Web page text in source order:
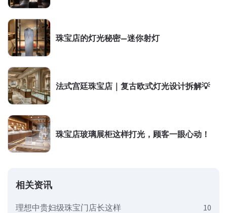
珠宝店的灯光秘密—迷你射灯
法式宫廷珠宝店｜复古欧式灯光设计拆解💡
珠宝店玻璃展柜这样打光，顾客一眼心动！
相关资讯
理想中贵妇级珠宝门店长这样
10